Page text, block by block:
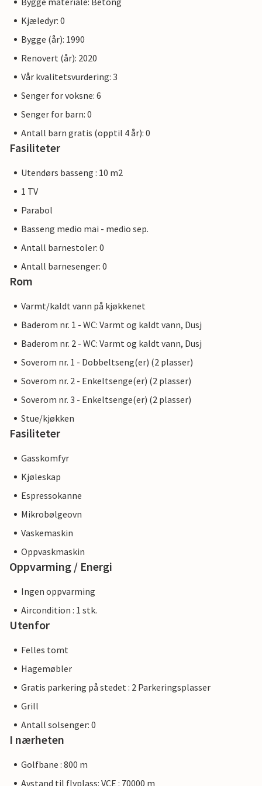
Albarella har en havn med rundt 450 båtplasser for båter
fra 6 til 25 meter, utstyrt med strøm, vanntilkobling og
brannslukningssystem. Mange av tjenestene er gratis, og
andre er tilgjengelige til en lavere pris med det oppladbare
kortet (kan hentes ved ankomst). Bildene av interiøret er
kun eksempler.
Merk: Bobiler, campingvogner og motorsykler er ikke tillatt
på øya. De kan parkeres på parkeringsplassene ved
inngangen.
Kjæledyr: 0
Bygge (år): 1990
Renovert (år): 2020
Vår kvalitetsvurdering: 3
Senger for voksne: 6
Senger for barn: 0
Antall barn gratis (opptil 4 år): 0
Fasiliteter
Utendørs basseng : 10 m2
1 TV
Parabol
Basseng medio mai - medio sep.
Antall barnestoler: 0
Antall barnesenger: 0
Rom
Varmt/kaldt vann på kjøkkenet
Baderom nr. 1 - WC: Varmt og kaldt vann, Dusj
Baderom nr. 2 - WC: Varmt og kaldt vann, Dusj
Soverom nr. 1 - Dobbeltseng(er) (2 plasser)
Soverom nr. 2 - Enkeltsenge(er) (2 plasser)
Soverom nr. 3 - Enkeltsenge(er) (2 plasser)
Stue/kjøkken
Fasiliteter
Gasskomfyr
Kjøleskap
Espressokanne
Mikrobølgeovn
Vaskemaskin
Oppvaskmaskin
Oppvarming / Energi
Ingen oppvarming
Aircondition : 1 stk.
Utenfor
Felles tomt
Hagemøbler
Gratis parkering på stedet : 2 Parkeringsplasser
Grill
Antall solsenger: 0
I nærheten
Golfbane : 800 m
Avstand til flyplass: VCE : 70000 m